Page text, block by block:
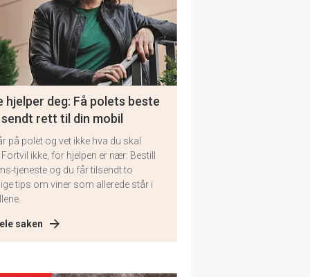
hjelper deg: Få polets beste
rett til din mobil
på polet og vet ikke hva du skal
Fortvil ikke, for hjelpen er nær: Bestill
tjeneste og du får tilsendt to
tips om viner som allerede står i
saken